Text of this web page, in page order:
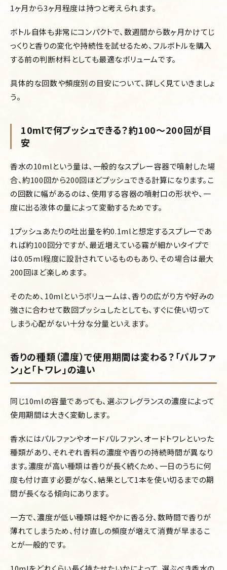
1ヶ月から3ヶ月程度は持つと考えられます。
ボトル自体も非常にコンパクトで、数週間から数ヶ月かけてじ
っくりと香りの変化や持続性を試せるため、フルボトルを購入
する前の判断材料としても最適なボリュームです。
具体的な回数や頻度別の目安について、詳しく見ていきましょ
う。
10mlで何プッシュできる？約100〜200回が目
安
香水の10mlという量は、一般的なスプレー容器で噴射した場
合、約100回から200回ほどプッシュできる計算になります。こ
の回数に幅があるのは、使用する容器の噴射口の形状や、一
度に出る液体の量によって変動するためです。
1プッシュあたりの吐出量を約0.1mlと想定するスプレーであ
れば約100回分ですが、最近増えている霧が細かいタイプで
は0.05ml程度に設計されているものもあり、その場合は最大
200回ほど楽しめます。
そのため、10mlというボリュームは、香りの広がり方や好みの
強さに合わせて数回プッシュしたとしても、すぐに使い切って
しまう心配がない十分な分量といえます。
香りの種類（濃度）で使用期間は変わる？「パルファ
ン」と「トワレ」の違い
同じ10mlの容量であっても、選ぶフレグランスの濃度によって
使用期間は大きく変動します。
香水にはパルファンやオードパルファン、オードトワレといった
種類があり、それぞれ香料の濃度や香りの持続時間が異なり
ます。濃度が高い種類は香りが長く続くため、一日のうちに何
度も付け直す必要がなく、結果として1本を使い切るまでの期
間が長くなる傾向にあります。
一方で、濃度が低い種類は軽やかに香る分、数時間で香りが
薄れてしまうため、付け直しの頻度が増えて消費が早まるこ
とが一般的です。